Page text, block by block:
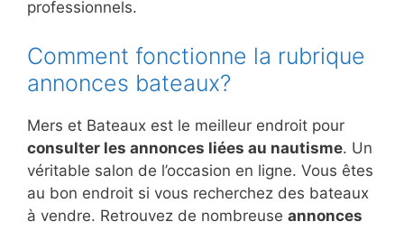
professionnels.
Comment fonctionne la rubrique
annonces bateaux?
Mers et Bateaux est le meilleur endroit pour
consulter les annonces liées au nautisme. Un
véritable salon de l’occasion en ligne. Vous êtes
au bon endroit si vous recherchez des bateaux
à vendre. Retrouvez de nombreuse annonces